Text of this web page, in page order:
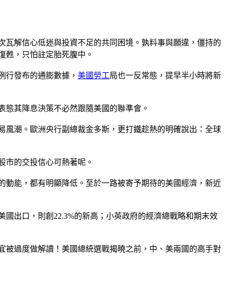
解信心低迷與投資不足的共同困境。孰料事與願違，僵持的
甦，只怕註定胎死腹中。
行發布的通膨數據， 美國 勞工局也一反常態，提早半小時將新
其降息決策不必然跟隨美國的聯準會。
潮。歐洲央行副總裁金多斯，更打鐵趁熱的明確說出：全球
市的交投信心可熱著呢。
能，都有明顯降低。至於一路被寄予期待的美國經濟，新近
出口，則創22.3%的新高；小英政府的經濟總戰略和期末效
過度做解讀！美國總統選戰揭曉之前，中、美兩國的高手對